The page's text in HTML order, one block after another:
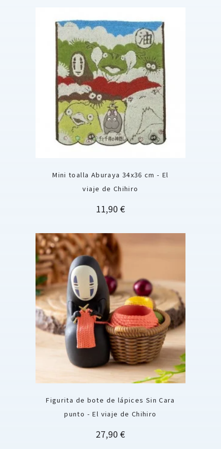
Mini toalla Aburaya 34x36 cm - El
viaje de Chihiro
Precio
11,90 €
Figurita de bote de lápices Sin Cara
punto - El viaje de Chihiro
Precio
27,90 €